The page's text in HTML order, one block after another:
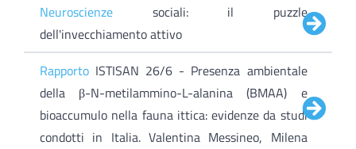
Neuroscienze sociali: il puzzle
dell'invecchiamento attivo
Rapporto ISTISAN 26/6 - Presenza ambientale
della β-N-metilammino-L-alanina (BMAA) e
bioaccumulo nella fauna ittica: evidenze da studi
condotti in Italia. Valentina Messineo, Milena